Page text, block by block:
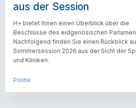
aus der Session
H+ bietet Ihnen einen Überblick über die
Beschlüsse des eidgenösischen
Nachfolgend finden Sie einen Rückblick
Sommersession 2026 aus der Sicht der
und Kliniken.
Politik